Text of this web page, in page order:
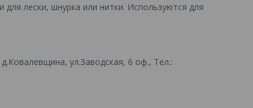
лески, шнурка или нитки. Используются для
ул.Заводская, 6 оф., Тел.: